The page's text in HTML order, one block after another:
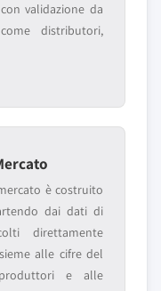
validazione da
distributori,
è costruito
dai dati di
direttamente
alle cifre del
e alle